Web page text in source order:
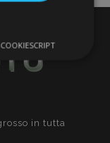
in tutta